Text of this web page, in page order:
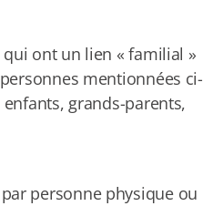
ont un lien « familial »
mentionnées ci-
grands-parents,
personne physique ou